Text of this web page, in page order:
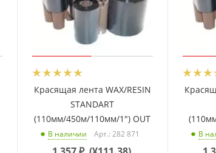
Красящая лента WAX/RESIN
STANDART
(110мм/450м/110мм/1") OUT
В наличии Арт.: 282 871 В